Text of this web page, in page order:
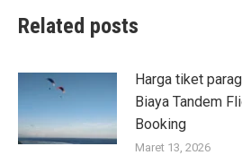
Related posts
Harga tiket
Biaya Tandem
Booking
Maret 13, 2026